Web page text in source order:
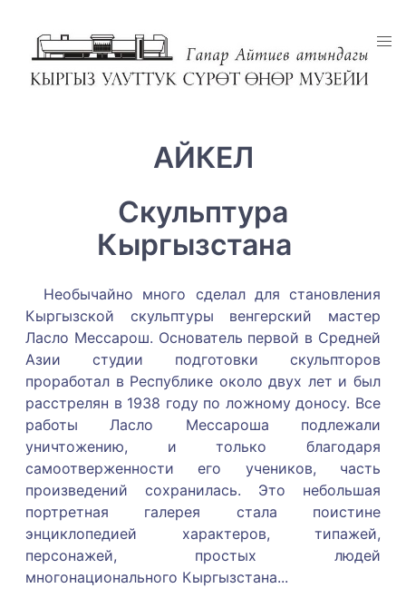
АЙКЕЛ
Скульптура
Кыргызстана
Необычайно много сделал для становления
Кыргызской скульптуры венгерский мастер
Ласло Мессарош. Основатель первой в Средней
Азии студии подготовки скульпторов
проработал в Республике около двух лет и был
расстрелян в 1938 году по ложному доносу. Все
работы Ласло Мессароша подлежали
уничтожению, и только благодаря
самоотверженности его учеников, часть
произведений сохранилась. Это небольшая
портретная галерея стала поистине
энциклопедией характеров, типажей,
персонажей, простых людей
многонационального Кыргызстана...